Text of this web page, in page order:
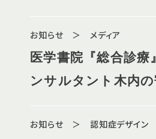
た
お知らせ ＞ メディア
医学書院『総合診療
ンサルタント木内
お知らせ ＞ 認知症デザイン